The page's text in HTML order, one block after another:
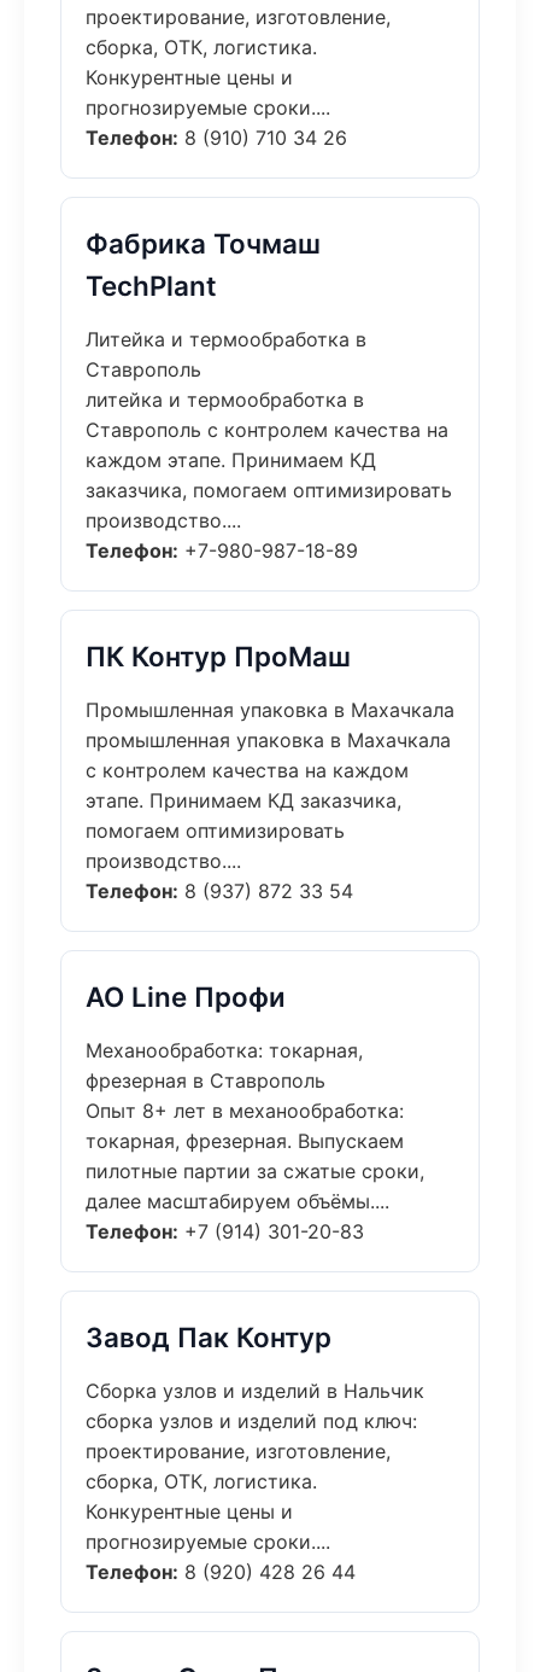
проектирование, изготовление,
сборка, ОТК, логистика.
Конкурентные цены и
прогнозируемые сроки....
Телефон: 8 (910) 710 34 26
Фабрика Точмаш
TechPlant
Литейка и термообработка в
Ставрополь
литейка и термообработка в
Ставрополь с контролем качества на
каждом этапе. Принимаем КД
заказчика, помогаем оптимизировать
производство....
Телефон: +7-980-987-18-89
ПК Контур ПроМаш
Промышленная упаковка в Махачкала
промышленная упаковка в Махачкала
с контролем качества на каждом
этапе. Принимаем КД заказчика,
помогаем оптимизировать
производство....
Телефон: 8 (937) 872 33 54
АО Line Профи
Механообработка: токарная,
фрезерная в Ставрополь
Опыт 8+ лет в механообработка:
токарная, фрезерная. Выпускаем
пилотные партии за сжатые сроки,
далее масштабируем объёмы....
Телефон: +7 (914) 301-20-83
Завод Пак Контур
Сборка узлов и изделий в Нальчик
сборка узлов и изделий под ключ:
проектирование, изготовление,
сборка, ОТК, логистика.
Конкурентные цены и
прогнозируемые сроки....
Телефон: 8 (920) 428 26 44